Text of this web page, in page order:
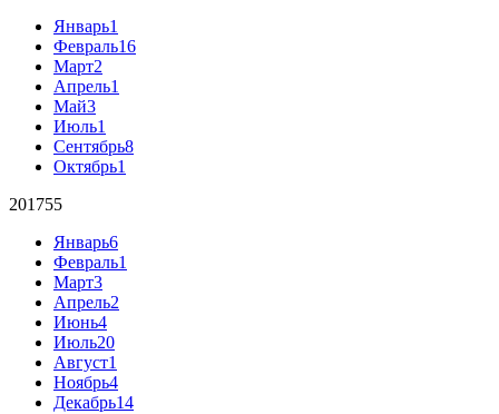
Январь1
Февраль16
Март2
Апрель1
Май3
Июль1
Сентябрь8
Октябрь1
201755
Январь6
Февраль1
Март3
Апрель2
Июнь4
Июль20
Август1
Ноябрь4
Декабрь14